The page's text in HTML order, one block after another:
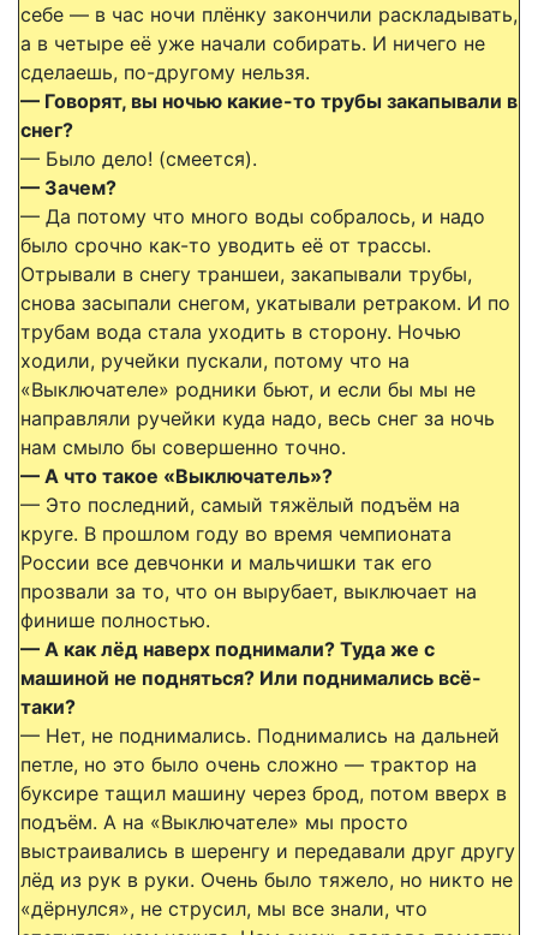
себе — в час ночи плёнку закончили раскладывать,
а в четыре её уже начали собирать. И ничего не
сделаешь, по-другому нельзя.
— Говорят, вы ночью какие-то трубы закапывали в
снег?
— Было дело! (смеется).
— Зачем?
— Да потому что много воды собралось, и надо
было срочно как-то уводить её от трассы.
Отрывали в снегу траншеи, закапывали трубы,
снова засыпали снегом, укатывали ретраком. И по
трубам вода стала уходить в сторону. Ночью
ходили, ручейки пускали, потому что на
«Выключателе» родники бьют, и если бы мы не
направляли ручейки куда надо, весь снег за ночь
нам смыло бы совершенно точно.
— А что такое «Выключатель»?
— Это последний, самый тяжёлый подъём на
круге. В прошлом году во время чемпионата
России все девчонки и мальчишки так его
прозвали за то, что он вырубает, выключает на
финише полностью.
— А как лёд наверх поднимали? Туда же с
машиной не подняться? Или поднимались всё-
таки?
— Нет, не поднимались. Поднимались на дальней
петле, но это было очень сложно — трактор на
буксире тащил машину через брод, потом вверх в
подъём. А на «Выключателе» мы просто
выстраивались в шеренгу и передавали друг другу
лёд из рук в руки. Очень было тяжело, но никто не
«дёрнулся», не струсил, мы все знали, что